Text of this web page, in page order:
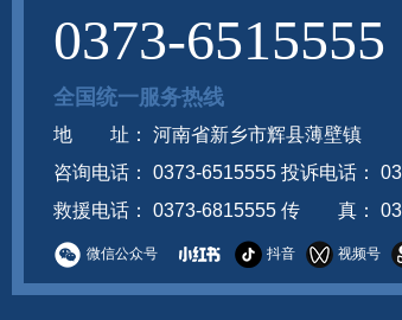
0373-6515555
全国统一服务热线
地 址： 河南省新乡市辉县薄壁镇
咨询电话： 0373-6515555 投诉电话：
救援电话： 0373-6815555 传 真：
微信公众号 抖音 视频号